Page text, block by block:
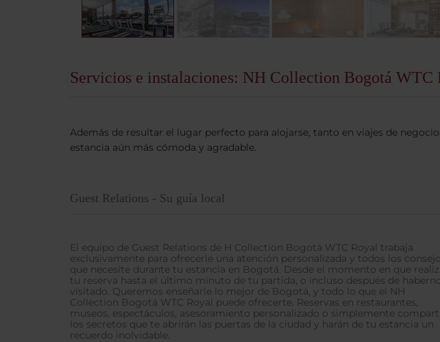
Servicios e instalaciones: NH Collection Bogotá WTC
Además de resultar el lugar perfecto para alojarse, tanto en viajes de
estancia aún más cómoda y agradable.
Guest Relations - Su guía local
El equipo de Guest Relations de H Collection Bogotá WTC Royal trabaja
exclusivamente para ofrecerle una atención personalizada y todos los
que necesite durante tu estancia en Bogotá. Desde el momento en que
tu reserva hasta el último minuto de tu partida, o incluso después de
visitado. Queremos enseñarle lo mejor de Bogotá, y todo lo que el NH
Collection Bogotá WTC Royal puede ofrecerte. Reservas en restaurantes,
museos, espectáculos, asesoramiento personalizado o simplemente
los secretos que te abrirán las puertas de la ciudad y harán de tu estancia un
recuerdo inolvidable.